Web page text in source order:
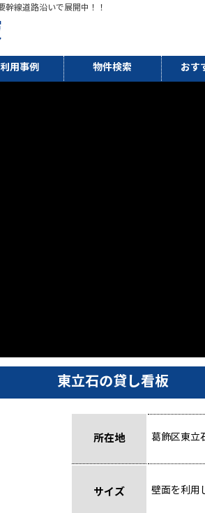
線道路沿いで展開中！！
用事例 物件検索 おす
東立石の貸し看板
所在地 葛飾区東立
サイズ 壁面を利用